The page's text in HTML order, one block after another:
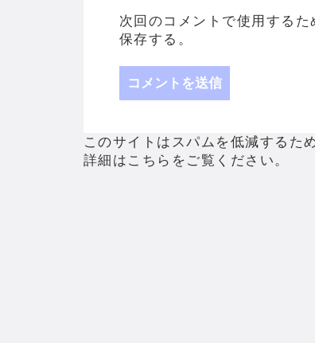
次回のコメントで使用する
保存する。
このサイトはスパムを低減するた
詳細はこちらをご覧ください。